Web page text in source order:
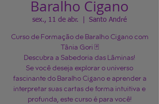
Baralho Cigano
sex., 11 de abr. Santo André
Curso de Formação de Baralho Cigano com
Tânia Gori 🃏
Descubra a Sabedoria das Lâminas!
Se você deseja explorar o universo
fascinante do Baralho Cigano e aprender a
interpretar suas cartas de forma intuitiva e
profunda, este curso é para você!